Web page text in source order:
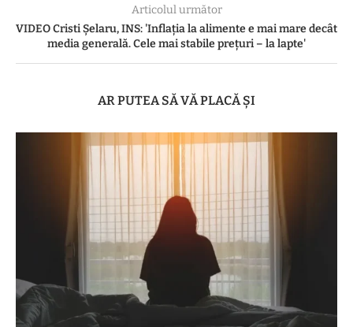
Articolul următor
VIDEO Cristi Șelaru, INS: 'Inflația la alimente e mai mare decât
media generală. Cele mai stabile prețuri – la lapte'
AR PUTEA SĂ VĂ PLACĂ ȘI